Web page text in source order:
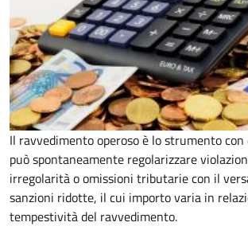
Il ravvedimento operoso è lo strumento
può spontaneamente regolarizzare
irregolarità o omissioni tributarie con il
sanzioni ridotte, il cui importo varia in
tempestività del ravvedimento.